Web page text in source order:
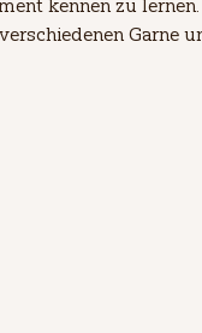
kennen zu lernen.
Garne